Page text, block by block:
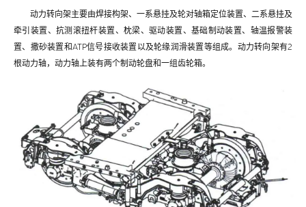
动力转向架主要由焊接构架、一系悬挂及轮对轴箱定位装置、二系悬挂及
牵引装置、抗测滚扭杆装置、枕梁、驱动装置、基础制动装置、轴温报警装
置、撒砂装置和ATP信号接收装置以及轮缘润滑装置等组成。动力转向架有2
根动力轴，动力轴上装有两个制动轮盘和一组齿轮箱。